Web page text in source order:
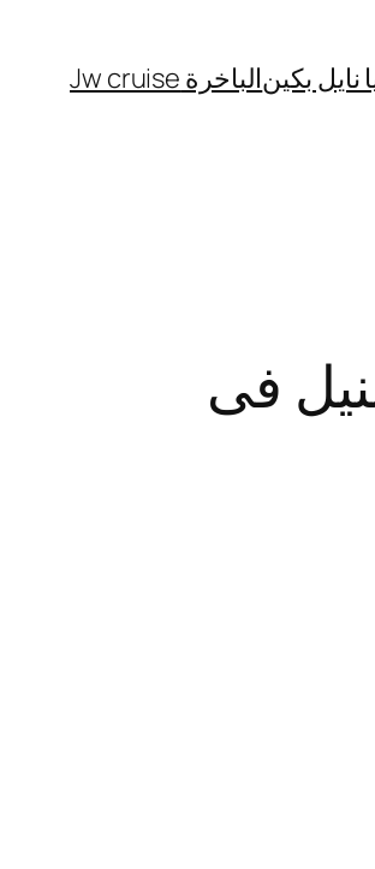
نايل بكينالباخرة Jw cruise
فى